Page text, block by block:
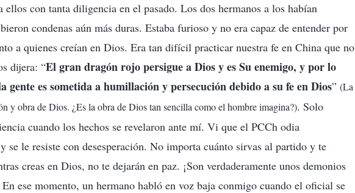
ellos con tanta diligencia en el pasado. Los dos hermanos a los habían
condenas aún más duras. Estaba furioso y no era capaz de entender por
a quienes creían en Dios. Era tan difícil practicar nuestra fe en China que no
dijera: “El gran dragón rojo persigue a Dios y es Su enemigo, y por lo
gente es sometida a humillación y persecución debido a su fe en Dios” (La
y obra de Dios. ¿Es la obra de Dios tan sencilla como el hombre imagina?). Solo
cuando los hechos se revelaron ante mí. Vi que el PCCh odia
se le resiste con desesperación. No importa cuánto sirvas al partido y te
creas en Dios, no te dejarán en paz. ¡Son verdaderamente unos demonios
ese momento, un hermano habló en voz baja conmigo cuando el oficial se